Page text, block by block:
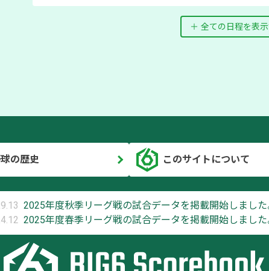
全ての日程を表
の歴史 このサイトについて
2025年度秋季リーグ戦の試合データを掲載開始しました
2025年度春季リーグ戦の試合データを掲載開始しました